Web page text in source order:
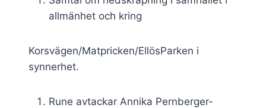
allmänhet och kring
Korsvägen/Matpricken/EllösParken i
synnerhet.
Rune avtackar Annika Pernberger-